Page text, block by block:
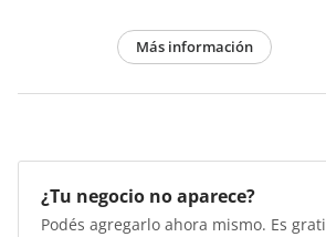
Más información
¿Tu negocio no aparece?
Podés agregarlo ahora mismo. Es